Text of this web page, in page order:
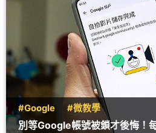
#Google #微教學
別等Google帳號被鎖才後悔！